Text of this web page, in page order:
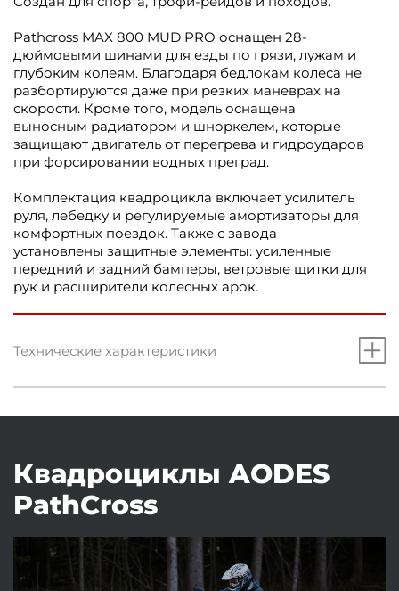
Pathcross MAX 800 MUD PRO оснащен 28-
дюймовыми шинами для езды по грязи, лужам и
глубоким колеям. Благодаря бедлокам колеса не
разбортируются даже при резких маневрах на
скорости. Кроме того, модель оснащена
выносным радиатором и шноркелем, которые
защищают двигатель от перегрева и гидроударов
при форсировании водных преград.
Комплектация квадроцикла включает усилитель
руля, лебедку и регулируемые амортизаторы для
комфортных поездок. Также с завода
установлены защитные элементы: усиленные
передний и задний бамперы, ветровые щитки для
рук и расширители колесных арок.
Технические характеристики
Квадроциклы AODES
PathCross